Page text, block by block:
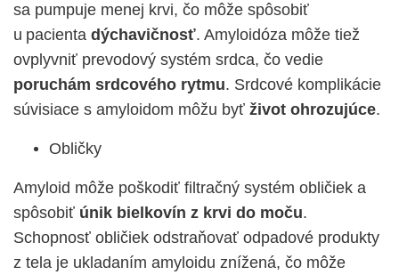
sa pumpuje menej krvi, čo môže spôsobiť
u pacienta dýchavičnosť. Amyloidóza môže tiež
ovplyvniť prevodový systém srdca, čo vedie
poruchám srdcového rytmu. Srdcové komplikácie
súvisiace s amyloidom môžu byť život ohrozujúce.
Obličky
Amyloid môže poškodiť filtračný systém obličiek a
spôsobiť únik bielkovín z krvi do moču.
Schopnosť obličiek odstraňovať odpadové produkty
z tela je ukladaním amyloidu znížená, čo môže